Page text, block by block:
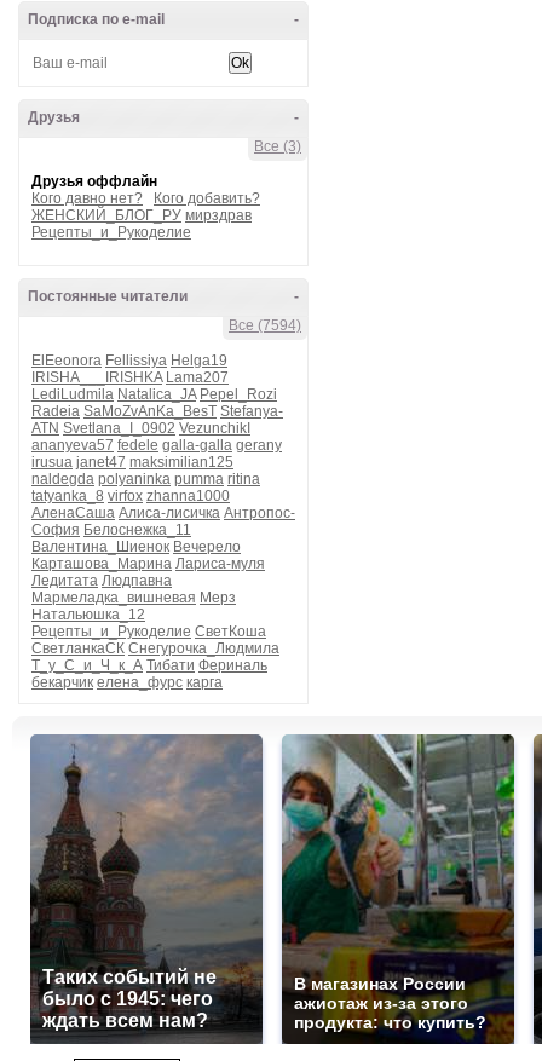
-
Подписка по e-mail
-
Друзья
Все (3)
Друзья оффлайн
Кого давно нет?
Кого добавить?
ЖЕНСКИЙ_БЛОГ_РУ мирздрав
Рецепты_и_Рукоделие
-
Постоянные читатели
Все (7594)
ElEeonora Fellissiya Helga19
IRISHA___IRISHKA Lama207
LediLudmila Natalica_JA Pepel_Rozi
Radeia SaMoZvAnKa_BesT Stefanya-
ATN Svetlana_I_0902 VezunchikI
ananyeva57 fedele galla-galla gerany
irusua janet47 maksimilian125
naldegda polyaninka pumma ritina
tatyanka_8 virfox zhanna1000
АленаСаша Алиса-лисичка Антропос-
София Белоснежка_11
Валентина_Шиенок Вечерело
Карташова_Марина Лариса-муля
Ледитата Людпавна
Мармеладка_вишневая Мерз
Натальюшка_12
Рецепты_и_Рукоделие СветКоша
СветланкаСК Снегурочка_Людмила
Т_у_С_и_Ч_к_А Тибати Фериналь
бекарчик елена_фурс карга
Таких событий не
было с 1945: чего
ждать всем нам?
В магазинах России
ажиотаж из-за этого
продукта: что купить?